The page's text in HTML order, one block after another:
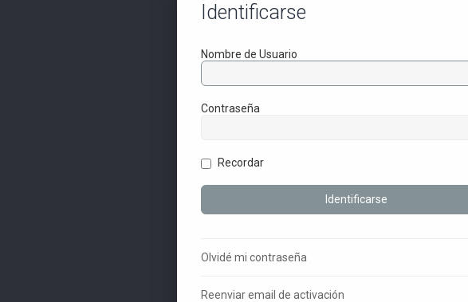
Identificarse
Nombre de Usuario
Contraseña
Recordar
Olvidé mi contraseña
Reenviar email de activación